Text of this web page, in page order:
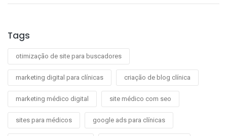
Tags
otimização de site para buscadores
marketing digital para clínicas criação de blog clínica
marketing médico digital site médico com seo
sites para médicos google ads para clínicas